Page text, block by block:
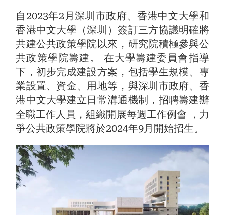
自2023年2月深圳市政府、香港中文大學和
香港中文大學（深圳）簽訂三方協議明確將
共建公共政策學院以來，研究院積極參與公
共政策學院籌建。 在大學籌建委員會指導
下，初步完成建設方案，包括學生規模、專
業設置、資金、用地等，與深圳市政府、香
港中文大學建立日常溝通機制，招聘籌建辦
全職工作人員，組織開展每週工作例會 ，力
爭公共政策學院將於2024年9月開始招生。